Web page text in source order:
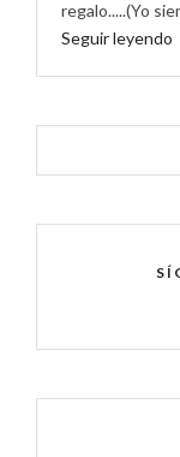
regalo.....(Yo
Seguir leyendo